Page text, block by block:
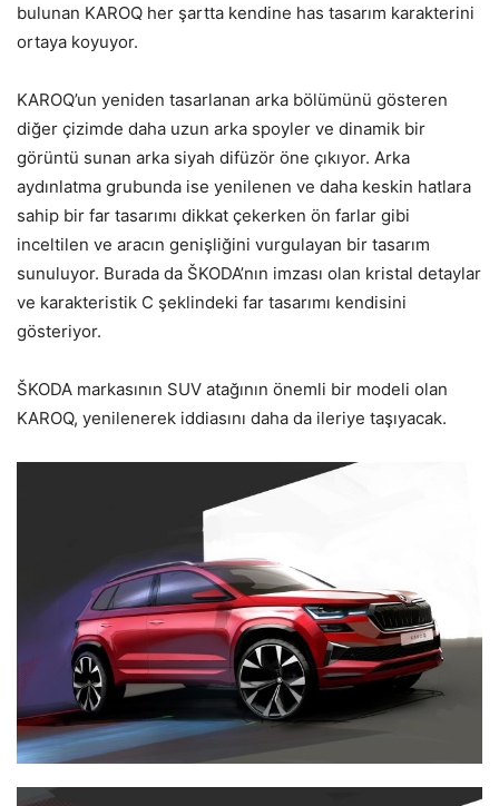
bulunan KAROQ her şartta kendine has tasarım karakterini
ortaya koyuyor.
KAROQ’un yeniden tasarlanan arka bölümünü gösteren
diğer çizimde daha uzun arka spoyler ve dinamik bir
görüntü sunan arka siyah difüzör öne çıkıyor. Arka
aydınlatma grubunda ise yenilenen ve daha keskin hatlara
sahip bir far tasarımı dikkat çekerken ön farlar gibi
inceltilen ve aracın genişliğini vurgulayan bir tasarım
sunuluyor. Burada da ŠKODA’nın imzası olan kristal detaylar
ve karakteristik C şeklindeki far tasarımı kendisini
gösteriyor.
ŠKODA markasının SUV atağının önemli bir modeli olan
KAROQ, yenilenerek iddiasını daha da ileriye taşıyacak.